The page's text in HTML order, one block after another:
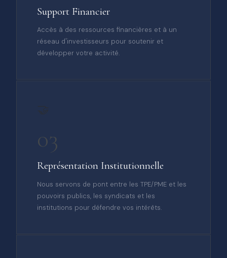
Support Financier
Accès à des ressources financières et à un
réseau d'investisseurs pour soutenir et
développer votre activité.
03
Représentation Institutionnelle
Nous servons de pont entre les TPE/PME et les
pouvoirs publics, les syndicats et les
institutions pour défendre vos intérêts.